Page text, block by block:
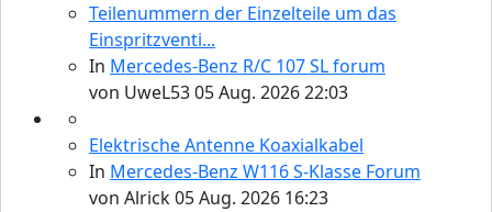
107er Technik
Teilenummern der Einzelteile um das
Einspritzventi...
In Mercedes-Benz R/C 107 SL forum
von UweL5305 Aug. 2026 22:03
Elektrische Antenne Koaxialkabel
In Mercedes-Benz W116 S-Klasse Forum
von Alrick05 Aug. 2026 16:23